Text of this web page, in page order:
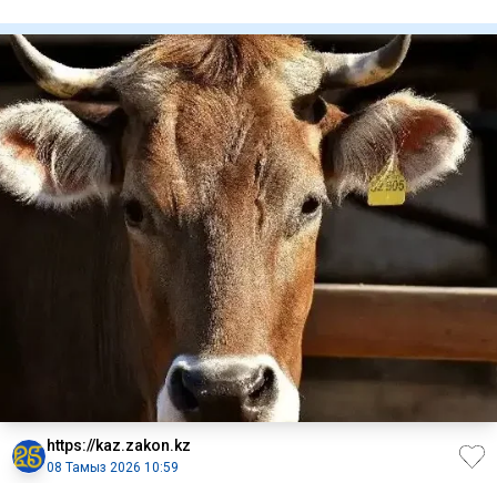
https://kaz.zakon.kz
08 Тамыз 2026 10:59